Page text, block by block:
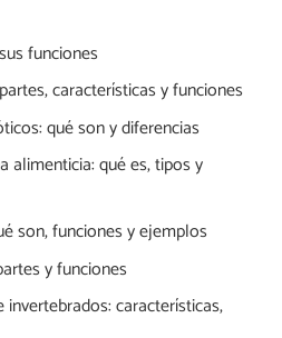
funciones
características y funciones
qué son y diferencias
alimenticia: qué es, tipos y
son, funciones y ejemplos
y funciones
características,